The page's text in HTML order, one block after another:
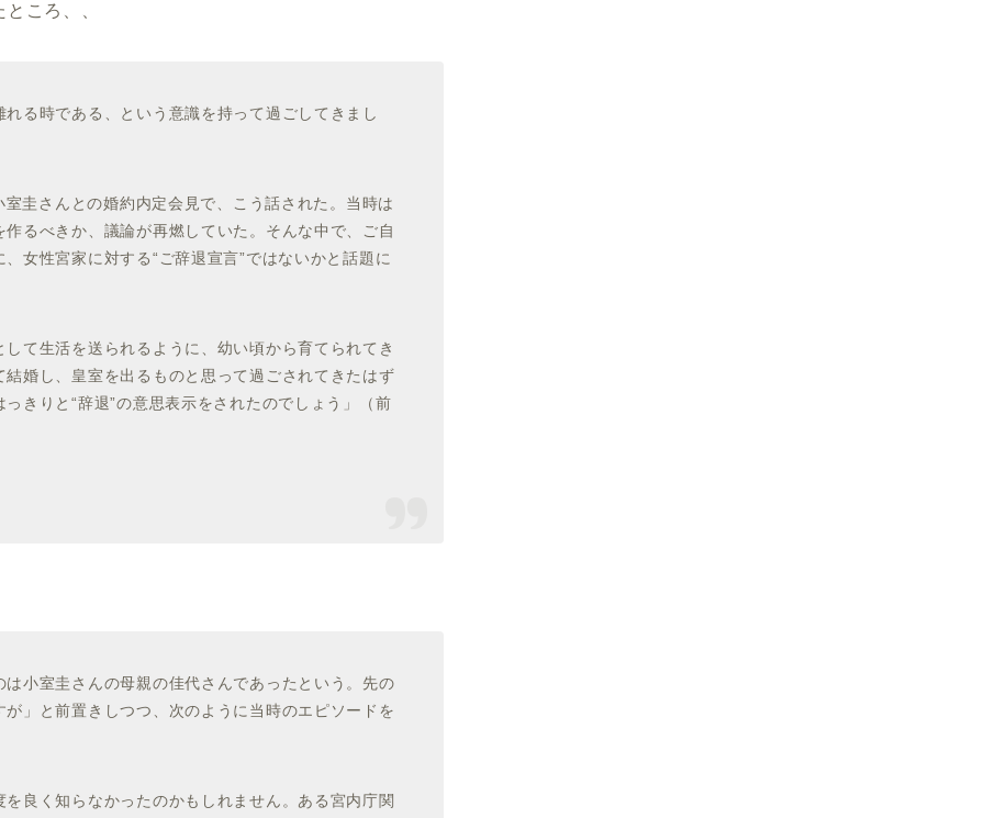
ころ、、
る時である、という意識を持って過ごしてきまし
圭さんとの婚約内定会見で、こう話された。当時は
るべきか、議論が再燃していた。そんな中で、ご自
女性宮家に対する“ご辞退宣言”ではないかと話題に
て生活を送られるように、幼い頃から育てられてき
婚し、皇室を出るものと思って過ごされてきたはず
きりと“辞退”の意思表示をされたのでしょう」（前
小室圭さんの母親の佳代さんであったという。先の
」
と前置きしつつ、次のように当時のエピソードを
良く知らなかったのかもしれません。ある宮内庁関